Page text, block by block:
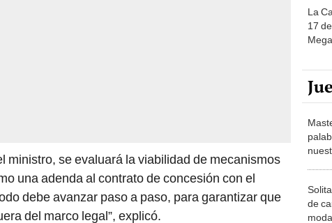
ministro, se evaluará la viabilidad de mecanismos
una adenda al contrato de concesión con el
debe avanzar paso a paso, para garantizar que
del marco legal”, explicó.
La
17
de